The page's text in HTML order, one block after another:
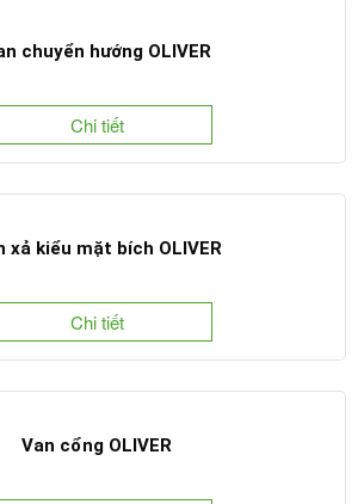
chuyển hướng OLIVER
Chi tiết
xả kiểu mặt bích OLIVER
Chi tiết
Van cổng OLIVER